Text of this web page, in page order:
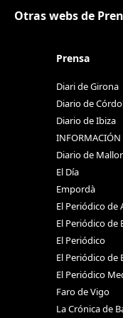
Otras webs de
Prensa
Diari de Girona
Diario de
Diario de Ibiza
INFORMACIÓN
Diario de
El Día
Empordà
El Periódico de
El Periódico de
El Periódico
El Periódico de
El Periódico
Faro de Vigo
La Crónica de